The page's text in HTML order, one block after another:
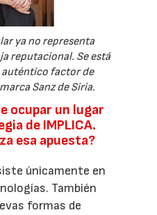
ya no representa
reputacional. Se está
factor de
Sanz de Siria.
ocupar un lugar
de IMPLICA.
esa apuesta?
únicamente en
También
formas de